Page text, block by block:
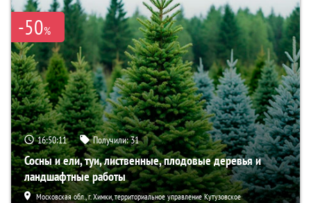
-50%
16:50:10 Получили:31
Сосны и ели, туи, лиственные, плодовые деревья и
ландшафтные работы
Московская обл., г. Химки, территориальное управление Кутузовское